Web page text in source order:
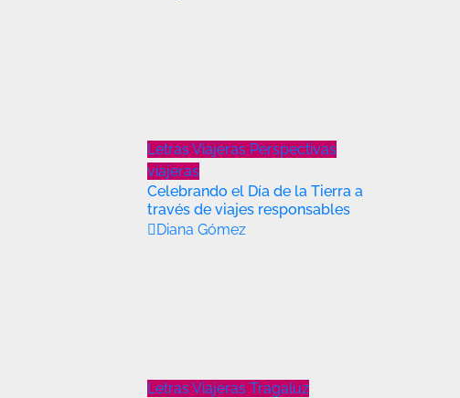
Letras Viajeras Perspectivas
viajeras
Celebrando el Día de la Tierra a
través de viajes responsables
Diana Gómez
Letras Viajeras Tragaluz